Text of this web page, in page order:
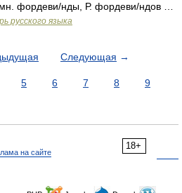
фордеви/нды, Р. фордеви/ндов …
русского языка
Следующая →
5 6 7 8
9
18+
на сайте